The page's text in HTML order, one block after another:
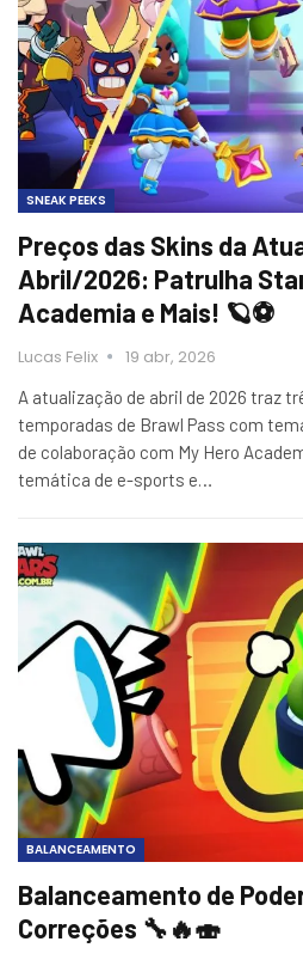
SNEAK PEEKS
Preços das Skins da
Abril/2026: Patrulha
Academia e Mais! 🪐⚽
Lucas Felix 19 abr, 2026
A atualização de abril de 2026 traz
temporadas de Brawl Pass com
de colaboração com My Hero
temática de e-sports e…
BALANCEAMENTO
Balanceamento de
Correções 🔧🔥🍣